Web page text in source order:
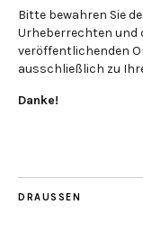
Bitte bewahren Sie
Urheberrechten und
veröffentlichenden
ausschließlich zu
Danke!
DRAUSSEN